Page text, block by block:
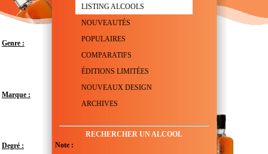
LISTING ALCOOLS
NOUVEAUTÉS
POPULAIRES
COMPARATIFS
ÉDITIONS LIMITÉES
NOUVEAUX DESIGN
ARCHIVES
RECHERCHER UN ALCOOL
Note :
Genre : Rhum brun - Agricole
Marque :
Degré :